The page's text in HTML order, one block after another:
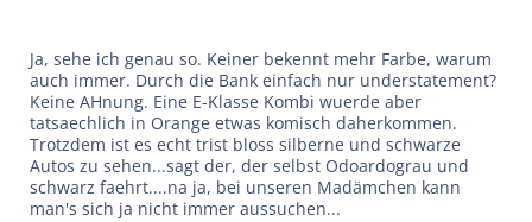
Ja, sehe ich genau so. Keiner bekennt mehr Farbe, warum
auch immer. Durch die Bank einfach nur understatement?
Keine AHnung. Eine E-Klasse Kombi wuerde aber
tatsaechlich in Orange etwas komisch daherkommen.
Trotzdem ist es echt trist bloss silberne und schwarze
Autos zu sehen...sagt der, der selbst Odoardograu und
schwarz faehrt....na ja, bei unseren Madämchen kann
man's sich ja nicht immer aussuchen...